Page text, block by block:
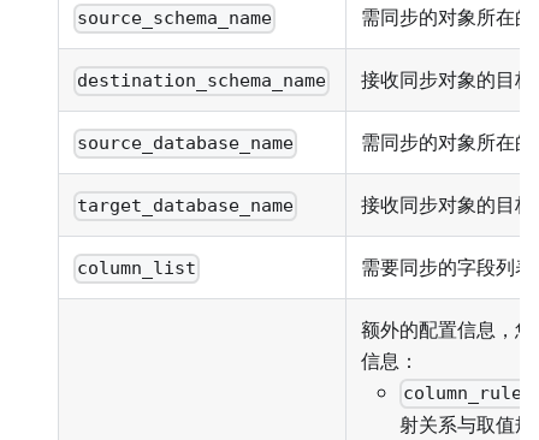
source_schema_name 需同步的对象所在
destination_schema_name 接收同步对象的目
source_database_name 需同步的对象所在
target_database_name 接收同步对象的目
column_list 需要同步的字段列表
额外的配置信息，
信息：
column_rules
射关系与取值